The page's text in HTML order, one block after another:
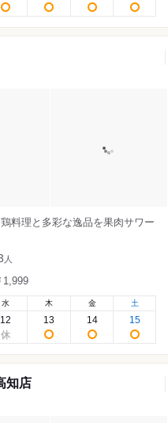
料理と多彩な逸品を果肉サワー
人
1,999
水
12
木
13
金
14
土
15
知店